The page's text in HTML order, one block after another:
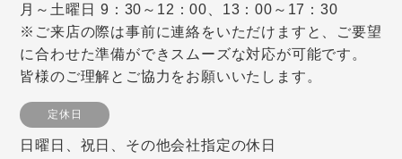
月～土曜日 9：30～12：00、13：00～17：30
※ご来店の際は事前に連絡をいただけますと、ご要望
に合わせた準備ができスムーズな対応が可能です。
皆様のご理解とご協力をお願いいたします。
定休日
日曜日、祝日、その他会社指定の休日